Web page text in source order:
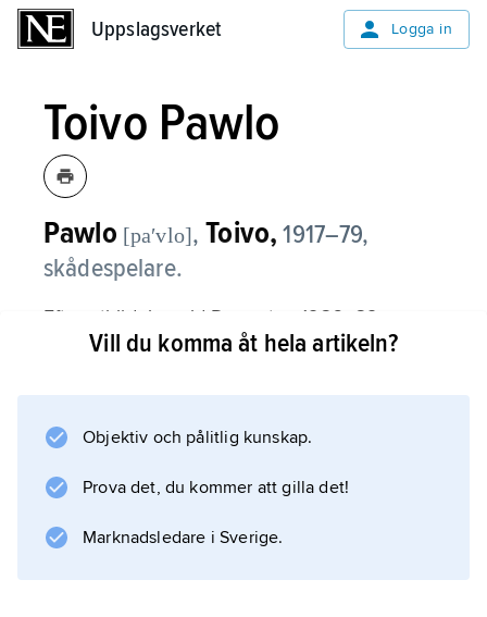
Uppslagsverket Logga in
Toivo Pawlo
Pawlo [paʹvlo], Toivo, 1917–79,
skådespelare.
Efter utbildning vid Dramaten 1936–39
svarade Pawlo för en lång rad pregnanta
stadsteater 1960–69 och därefter vid
Vill du komma åt hela artikeln?
Objektiv och pålitlig kunskap.
Prova det, du kommer att gilla det!
Marknadsledare i Sverige.